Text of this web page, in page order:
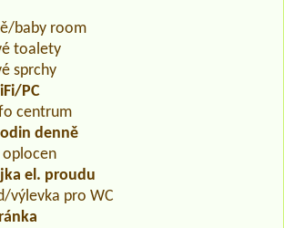
baby room
toalety
sprchy
PC
centrum
denně
el. proudu
výlevka pro WC